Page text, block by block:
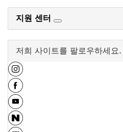
지원 센터
저희 사이트를 팔로우하세요.